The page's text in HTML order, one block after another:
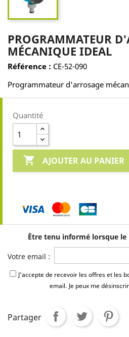
PROGRAMMATEUR
MÉCANIQUE IDEAL
Référence : CE-52-090
Programmateur d'arrosage
Quantité
 AJOUTER AU PANIER
Être tenu informé lorsque
Votre email :
J'accepte de recevoir les offres et les
email. Je peux me
Partager